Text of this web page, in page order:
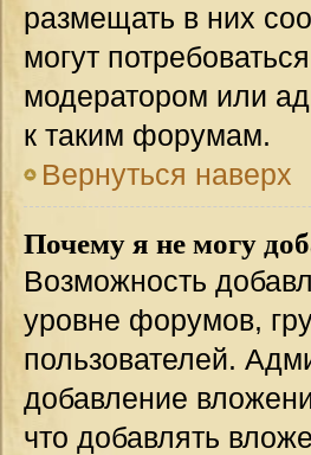
размещать в них
могут
модератором или
к таким форумам.
Вернуться наверх
Почему я не могу
Возможность
уровне форумов,
пользователей.
добавление
что добавлять